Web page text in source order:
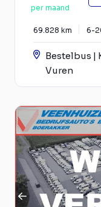
per maand
69.828 km 6-
Bestelbus |
Vuren